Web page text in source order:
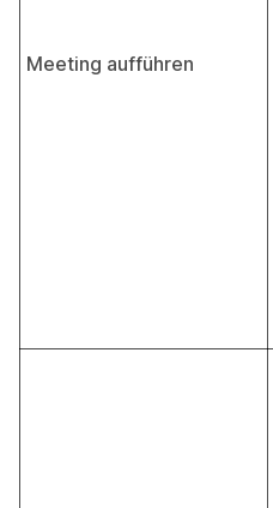
Meeting aufführen